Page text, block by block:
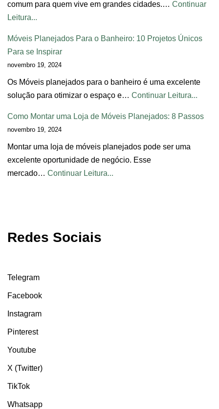
comum para quem vive em grandes cidades.… Continuar
Leitura...
Móveis Planejados Para o Banheiro: 10 Projetos Únicos
Para se Inspirar
novembro 19, 2024
Os Móveis planejados para o banheiro é uma excelente
solução para otimizar o espaço e… Continuar Leitura...
Como Montar uma Loja de Móveis Planejados: 8 Passos
novembro 19, 2024
Montar uma loja de móveis planejados pode ser uma
excelente oportunidade de negócio. Esse
mercado… Continuar Leitura...
Redes Sociais
Telegram
Facebook
Instagram
Pinterest
Youtube
X (Twitter)
TikTok
Whatsapp